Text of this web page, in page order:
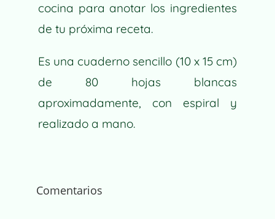
cocina para anotar los ingredientes
de tu próxima receta.
Es una cuaderno sencillo (10 x 15 cm)
de 80 hojas blancas
aproximadamente, con espiral y
realizado a mano.
Comentarios